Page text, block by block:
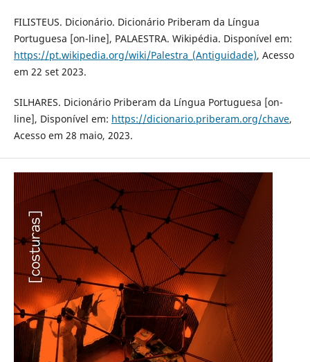
FILISTEUS. Dicionário. Dicionário Priberam da Língua
Portuguesa [on-line], PALAESTRA. Wikipédia. Disponível em:
https://pt.wikipedia.org/wiki/Palestra_(Antiguidade), Acesso
em 22 set 2023.
SILHARES. Dicionário Priberam da Língua Portuguesa [on-
line], Disponível em: https://dicionario.priberam.org/chave,
Acesso em 28 maio, 2023.